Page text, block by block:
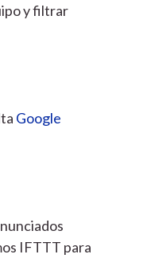
y filtrar
Google
IFTTT para